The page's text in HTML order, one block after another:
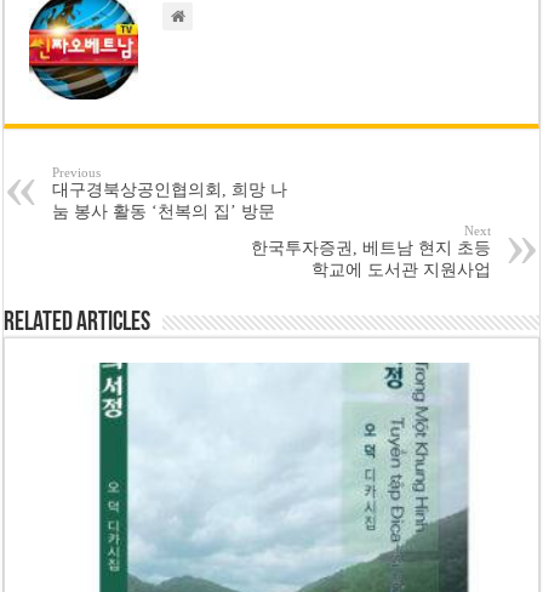
Previous
대구경북상공인협의회, 희망 나
눔 봉사 활동 ‘천복의 집’ 방문
Next
한국투자증권, 베트남 현지 초등
학교에 도서관 지원사업
Related Articles